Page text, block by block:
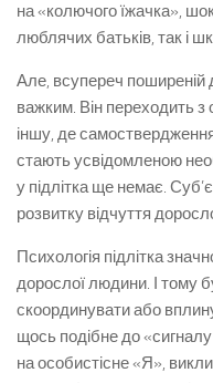
на «колючого їжачка»,
люблячих батьків, так і
Але, всупереч поширеній
важким. Він переходить з
іншу, де
стають усвідомленою
у підлітка ще немає.
розвитку відчуття
Психологія підлітка
дорослої людини. І тому
скоординувати або
щось подібне до
на особистісне «Я»,